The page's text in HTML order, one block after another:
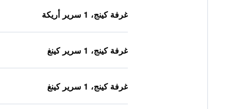
غرفة كينج، 1 سرير أريكة
غرفة كينج، 1 سرير كينغ
غرفة كينج، 1 سرير كينغ